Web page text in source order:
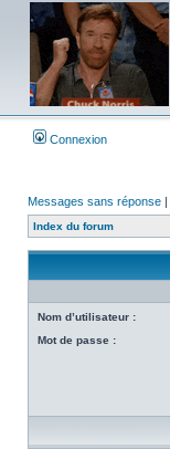
Connexion
Messages sans réponse |
Index du forum
Nom d’utilisateur :
Mot de passe :